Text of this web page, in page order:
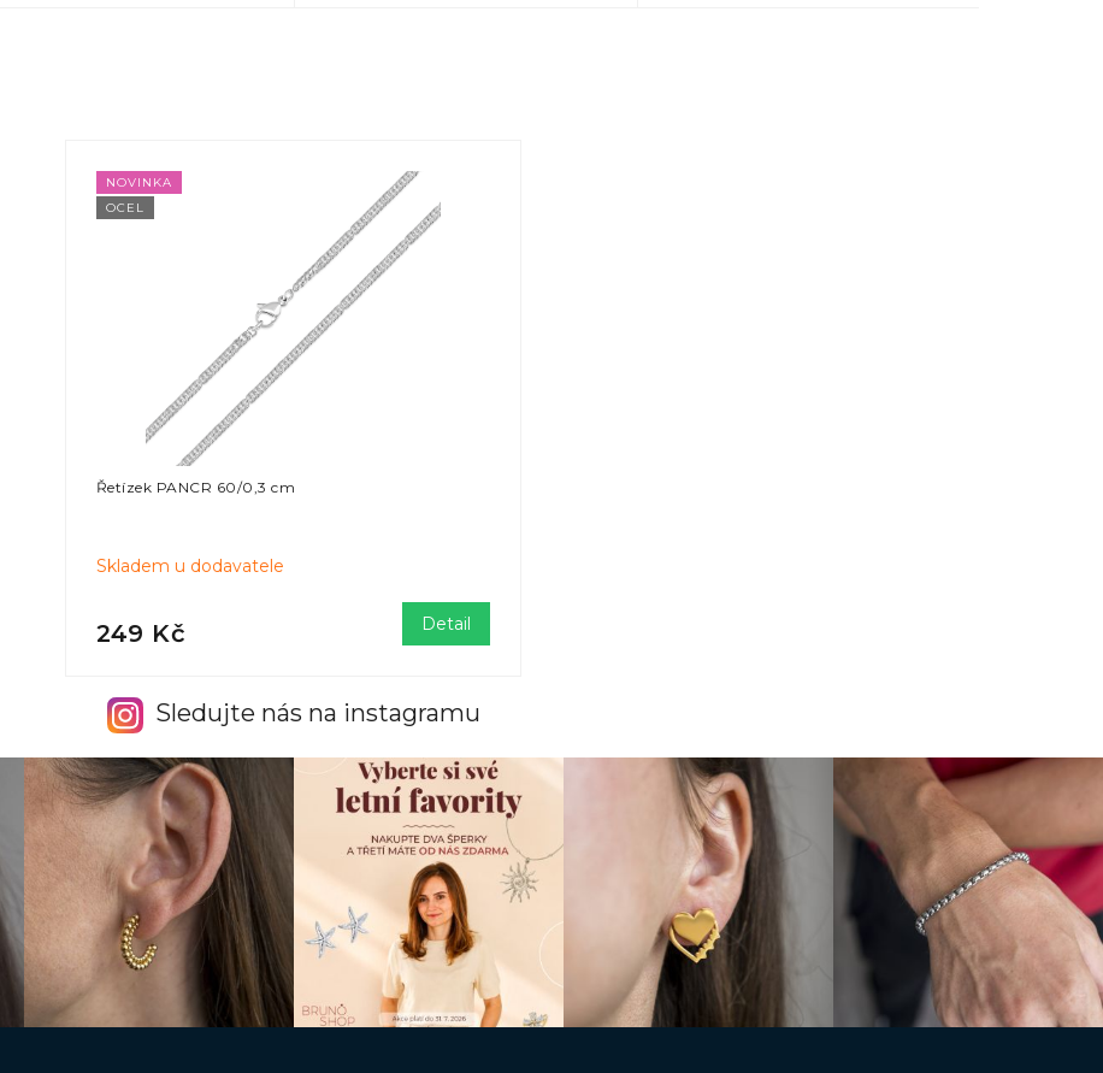
NOVINKA
OCEL
Řetízek PANCR 60/0,3 cm
Skladem u dodavatele
249 Kč Detail
Sledujte nás na instagramu